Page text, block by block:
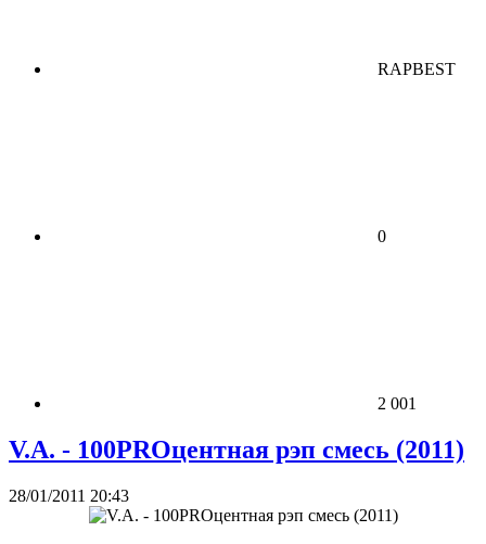
RAPBEST
0
2 001
V.A. - 100PROцентная рэп смесь (2011)
28/01/2011 20:43